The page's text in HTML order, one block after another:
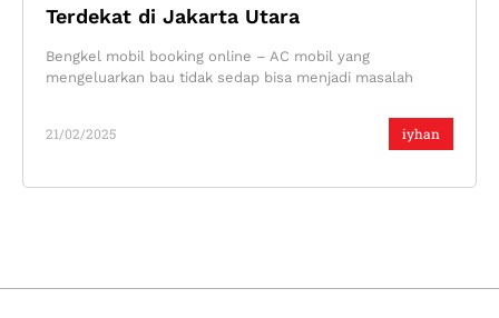
Terdekat di Jakarta Utara
iyhan
21/02/2025
Bengkel mobil booking online – AC mobil yang
mengeluarkan bau tidak sedap bisa menjadi masalah